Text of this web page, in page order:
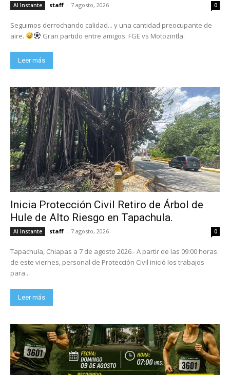
Al Instante staff - 7 agosto, 2026 0
Seguimos derrochando calidad... y una cantidad preocupante de
aire.
Gran partido entre amigos: FGE vs Motozintla.
Leer más
Inicia Protección Civil Retiro de Árbol de
Hule de Alto Riesgo en Tapachula.
Al Instante staff - 7 agosto, 2026 0
Tapachula, Chiapas a 7 de agosto 2026.- A partir de las 09:00 horas
de este viernes, personal de Protección Civil inició los trabajos
para...
Leer más